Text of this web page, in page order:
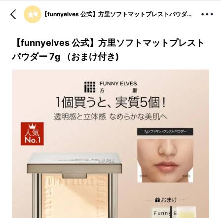
【funnyelves 公式】方里ソフトマットプレストパウダー 7g （おまけ付き)
【funnyelves 公式】方里ソフトマットプレスト
パウダー 7g （おまけ付き)